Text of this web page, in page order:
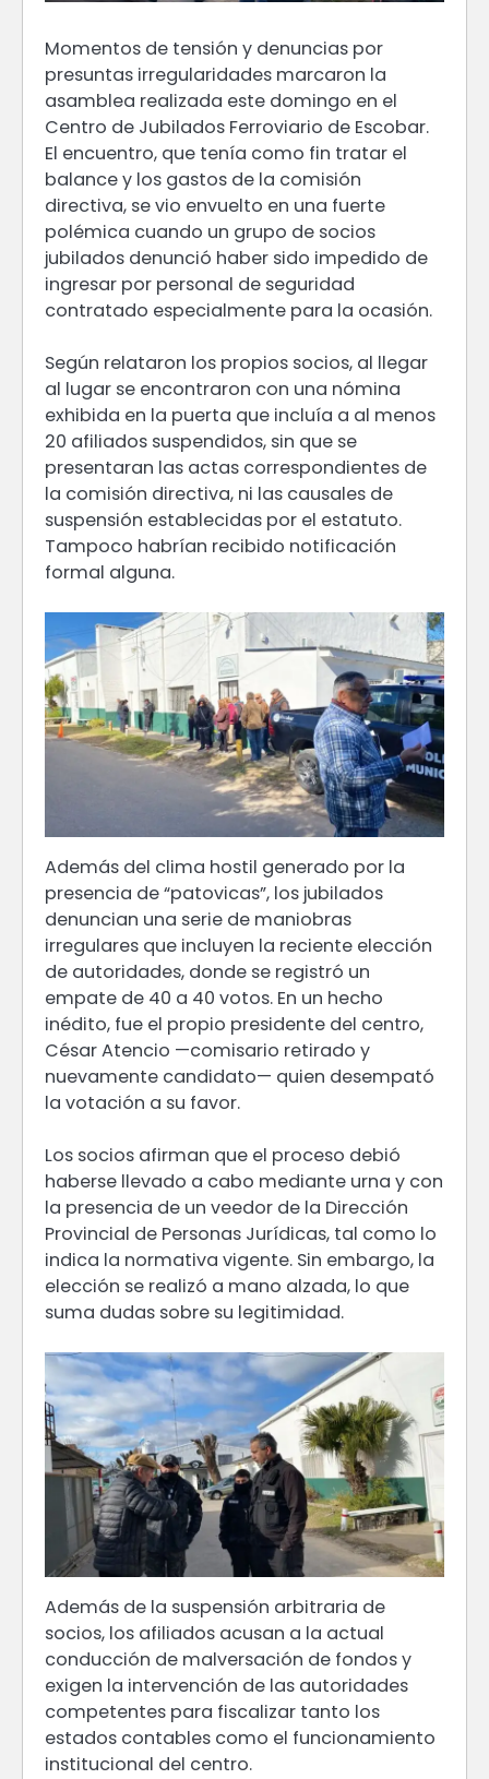
Momentos de tensión y denuncias por
presuntas irregularidades marcaron la
asamblea realizada este domingo en el
Centro de Jubilados Ferroviario de Escobar.
El encuentro, que tenía como fin tratar el
balance y los gastos de la comisión
directiva, se vio envuelto en una fuerte
polémica cuando un grupo de socios
jubilados denunció haber sido impedido de
ingresar por personal de seguridad
contratado especialmente para la ocasión.
Según relataron los propios socios, al llegar
al lugar se encontraron con una nómina
exhibida en la puerta que incluía a al menos
20 afiliados suspendidos, sin que se
presentaran las actas correspondientes de
la comisión directiva, ni las causales de
suspensión establecidas por el estatuto.
Tampoco habrían recibido notificación
formal alguna.
Además del clima hostil generado por la
presencia de “patovicas”, los jubilados
denuncian una serie de maniobras
irregulares que incluyen la reciente elección
de autoridades, donde se registró un
empate de 40 a 40 votos. En un hecho
inédito, fue el propio presidente del centro,
César Atencio —comisario retirado y
nuevamente candidato— quien desempató
la votación a su favor.
Los socios afirman que el proceso debió
haberse llevado a cabo mediante urna y con
la presencia de un veedor de la Dirección
Provincial de Personas Jurídicas, tal como lo
indica la normativa vigente. Sin embargo, la
elección se realizó a mano alzada, lo que
suma dudas sobre su legitimidad.
Además de la suspensión arbitraria de
socios, los afiliados acusan a la actual
conducción de malversación de fondos y
exigen la intervención de las autoridades
competentes para fiscalizar tanto los
estados contables como el funcionamiento
institucional del centro.